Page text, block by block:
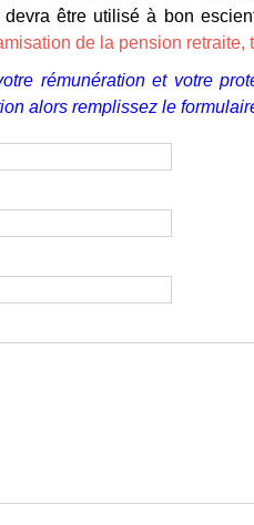
être utilisé à bon
de la pension retraite,
rémunération et votre
alors remplissez le